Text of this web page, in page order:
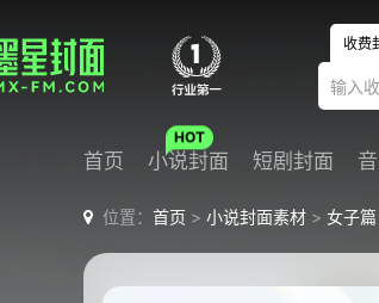
收费
首页 小说封面 短剧封面
位置： 首页 > 小说封面素材 > 女子篇